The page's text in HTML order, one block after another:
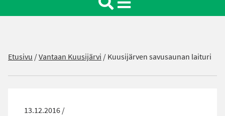
Etusivu /Vantaan Kuusijärvi /Kuusijärven savusaunan laituri
13.12.2016 /